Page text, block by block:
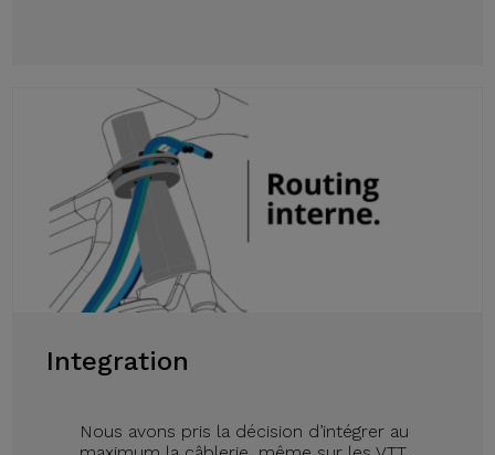
Integration
Nous avons pris la décision d’intégrer au